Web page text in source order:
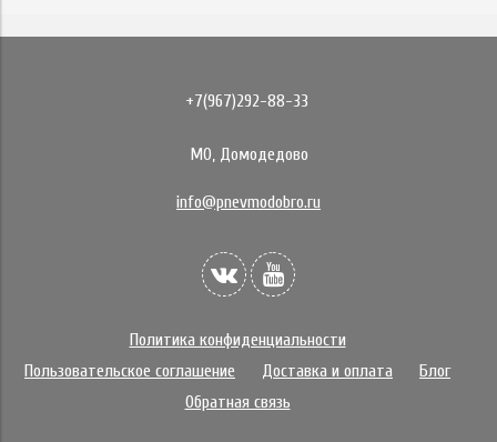
+7(967)292-88-33
МО, Домодедово
info@pnevmodobro.ru
Политика конфиденциальности
Пользовательское соглашение
Доставка и оплата
Блог
Обратная связь